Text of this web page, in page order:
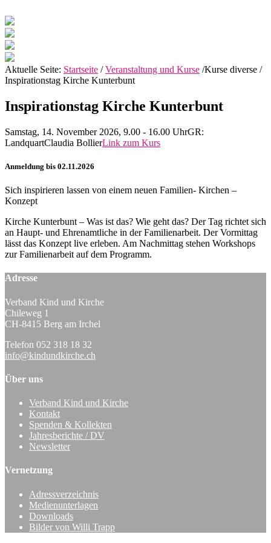
Aktuelle Seite: Startseite / Veranstaltung und Kurse /Kurse diverse /
Inspirationstag Kirche Kunterbunt
Inspirationstag Kirche Kunterbunt
Samstag, 14. November 2026, 9.00 - 16.00 UhrGR:
LandquartClaudia BollierLink zum Kurs
Anmeldung bis 02.11.2026
Sich inspirieren lassen von einem neuen Familien- Kirchen –
Konzept
Kirche Kunterbunt – Was ist das? Wie geht das? Der Tag richtet sich
an Haupt- und Ehrenamtliche in der Familienarbeit. Der Vormittag
lässt das Konzept live erleben. Am Nachmittag stehen Workshops
zur Familienarbeit auf dem Programm.
Adresse
Verband Kind und Kirche
Chileweg 1
CH-8415 Berg am Irchel
Telefon 052 318 18 32
info@kindundkirche.ch
Über uns
Verband Kind und Kirche
Kontakt
Spenden & Kollekten
Jahresberichte / DV
Newsletter
Vernetzung
Adressverzeichnis
Medienunterlagen
Downloads
Bilder von Willi Trapp